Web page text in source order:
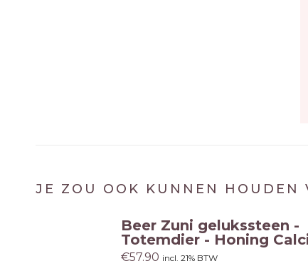
JE ZOU OOK KUNNEN HOUDEN
Beer Zuni gelukssteen -
Totemdier - Honing
€57.90 incl. 21% BTW